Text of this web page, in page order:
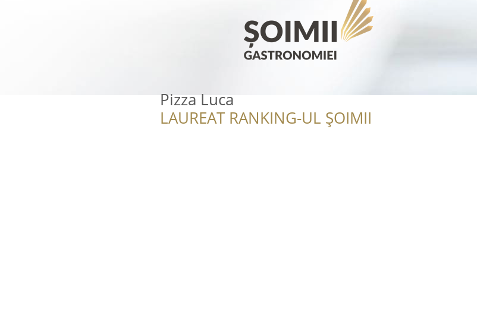
Pizza Luca
LAUREAT RANKING-UL ȘOIMII